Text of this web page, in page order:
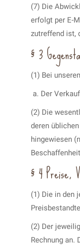
(7) Die
erfolgt per E-
zutreffend ist,
§ 3
(1) Bei
Der
(2) Die
deren
hingewiesen
§ 4 Preise,
(1) Die in den
(2) Der
Rechnung an.